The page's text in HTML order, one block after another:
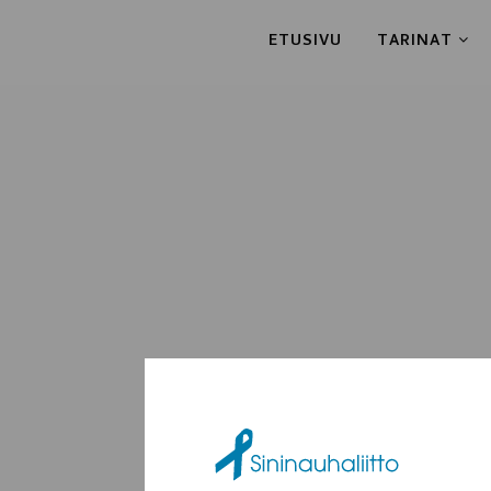
ETUSIVU TARINAT